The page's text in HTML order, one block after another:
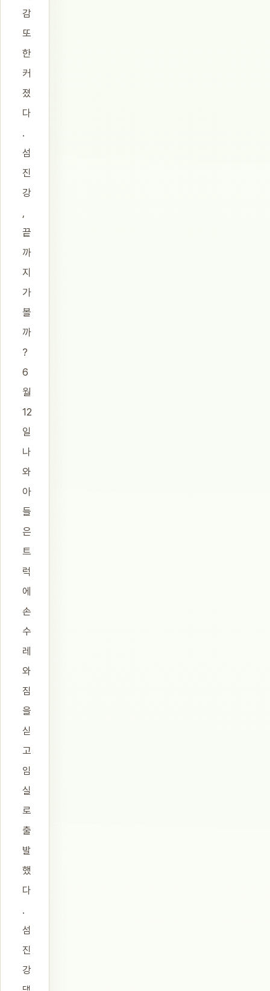
감
또
한
커
졌
다
.
섬
진
강
끝
까
지
가
볼
까
?
6
월
12
일
나
와
아
들
은
트
럭
에
손
수
레
와
짐
을
싣
고
임
실
로
출
발
했
다
.
섬
진
강